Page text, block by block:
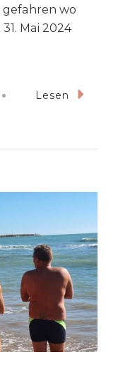
gefahren wo
Mai 2024
Lesen